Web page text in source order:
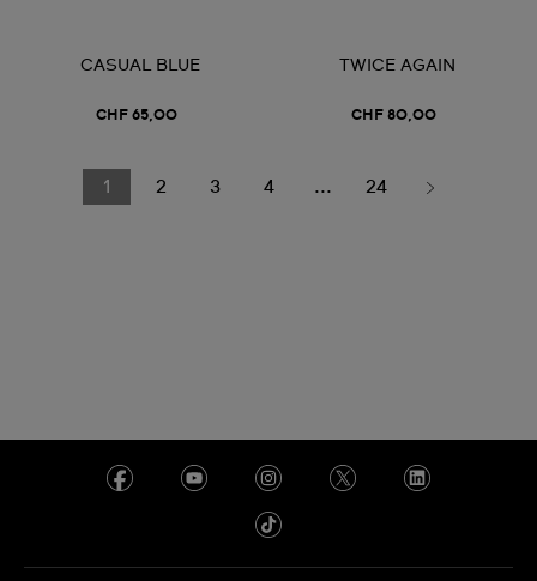
CASUAL BLUE
CHF 65,00
TWICE AGAIN
CHF 80,00
1 2 3 4 ... 24